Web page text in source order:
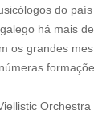
do país
há mais
os grandes